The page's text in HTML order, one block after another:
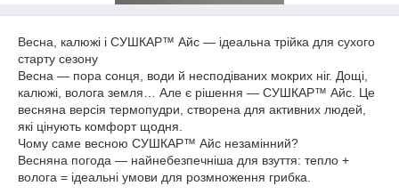
Весна, калюжі і СУШКАР™ Айс — ідеальна трійка для сухого
старту сезону
Весна — пора сонця, води й несподіваних мокрих ніг. Дощі,
калюжі, волога земля… Але є рішення — СУШКАР™ Айс. Це
весняна версія термопудри, створена для активних людей,
які цінують комфорт щодня.
Чому саме весною СУШКАР™ Айс незамінний?
Весняна погода — найнебезпечніша для взуття: тепло +
волога = ідеальні умови для розмноження грибка.